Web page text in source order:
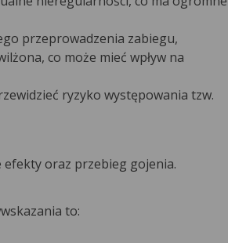
przeprowadzenia zabiegu,
co może mieć wpływ na
ryzyko występowania tzw.
efekty oraz przebieg gojenia.
to: